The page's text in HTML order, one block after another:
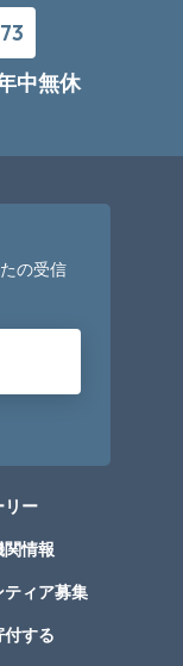
中無休
の受信
リー
情報
ティア募集
する